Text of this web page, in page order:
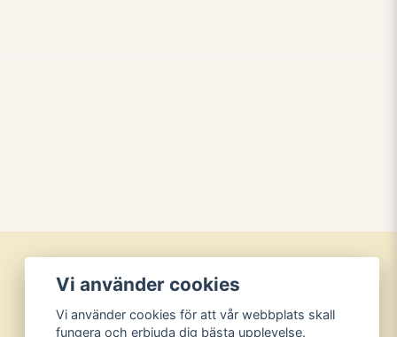
Vi använder cookies
Vi använder cookies för att vår webbplats skall
fungera och erbjuda dig bästa upplevelse.